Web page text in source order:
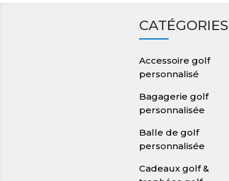
CATÉGORIES
Accessoire golf
personnalisé
Bagagerie golf
personnalisée
Balle de golf
personnalisée
Cadeaux golf &